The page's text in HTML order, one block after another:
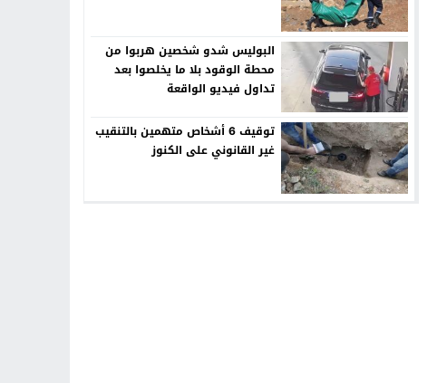
البوليس شدو شخصين هربوا من
محطة الوقود بلا ما يخلصوا بعد
تداول فيديو الواقعة
توقيف 6 أشخاص متهمين بالتنقيب
غير القانوني على الكنوز